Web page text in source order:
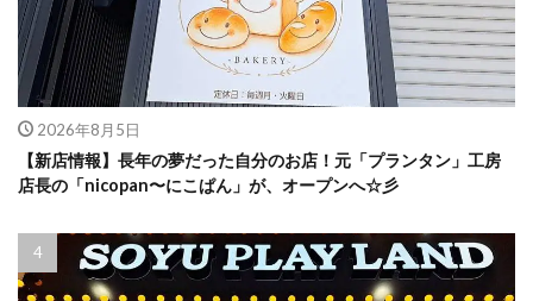
2026年8月5日
【新店情報】長年の夢だった自分のお店！元「プランタン」工房
店長の「nicopan〜にこぱん」が、オープンへ☆彡